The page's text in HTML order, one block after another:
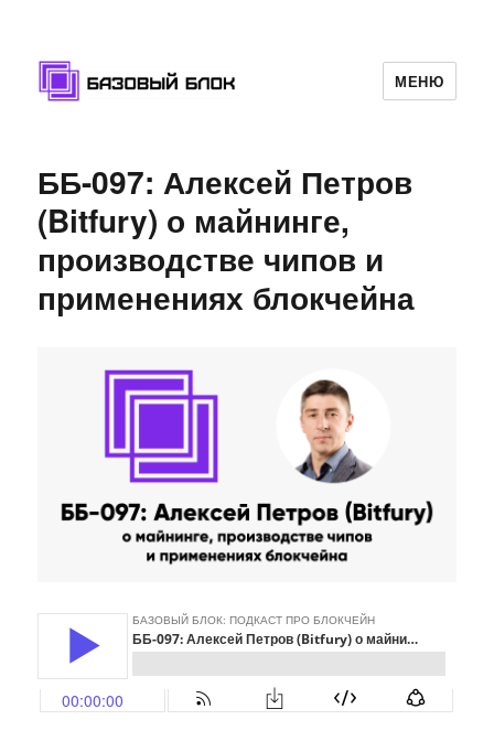
МЕНЮ
ББ-097: Алексей Петров
(Bitfury) о майнинге,
производстве чипов и
применениях блокчейна